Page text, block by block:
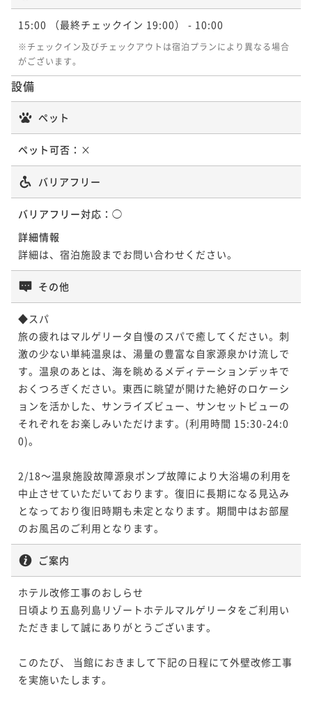
15:00 （最終チェックイン 19:00） - 10:00
※チェックイン及びチェックアウトは宿泊プランにより異なる場合
がございます。
設備
ペット
ペット可否： ×
バリアフリー
バリアフリー対応： ◯
詳細情報
詳細は、宿泊施設までお問い合わせください。
その他
◆スパ
旅の疲れはマルゲリータ自慢のスパで癒してください。刺
激の少ない単純温泉は、湯量の豊富な自家源泉かけ流しで
す。温泉のあとは、海を眺めるメディテーションデッキで
おくつろぎください。東西に眺望が開けた絶好のロケーシ
ョンを活かした、サンライズビュー、サンセットビューの
それぞれをお楽しみいただけます。(利用時間 15:30-24:0
0)。
2/18～温泉施設故障源泉ポンプ故障により大浴場の利用を
中止させていただいております。復旧に長期になる見込み
となっており復旧時期も未定となります。期間中はお部屋
ご案内
ホテル改修工事のおしらせ
日頃より五島列島リゾートホテルマルゲリータをご利用い
ただきまして誠にありがとうございます。
このたび、 当館におきまして下記の日程にて外壁改修工事
を実施いたします。